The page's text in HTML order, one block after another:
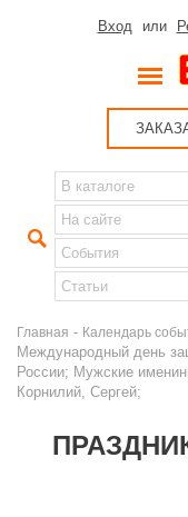
Вход или
Главная - Календарь
Международный день
России; Мужские
Корнилий, Сергей;